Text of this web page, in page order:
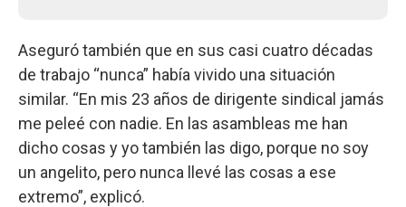
Aseguró también que en sus casi cuatro décadas
de trabajo “nunca” había vivido una situación
similar. “En mis 23 años de dirigente sindical jamás
me peleé con nadie. En las asambleas me han
dicho cosas y yo también las digo, porque no soy
un angelito, pero nunca llevé las cosas a ese
extremo”, explicó.